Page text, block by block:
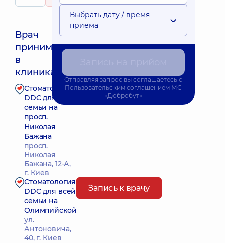
Врач
принимает
в
клиниках:
Ближайшее время приема: Завтра о 18:00
Стоматология
DDC для всей
семьи на
просп.
Николая
Бажана
просп.
Николая
Бажана, 12-А,
г. Киев
Запись к врачу
Стоматология
DDC для всей
семьи на
Олимпийской
ул.
Антоновича,
40, г. Киев
Запись к врачу
Выбрать дату / время
приема
Отправляя запрос вы соглашаетесь с
Пользовательским соглашением МС
«Добробут»